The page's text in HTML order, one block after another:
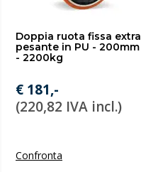
Doppia ruota fissa extra
pesante in PU - 200mm
- 2200kg
€ 181,-
(220,82 IVA incl.)
Confronta